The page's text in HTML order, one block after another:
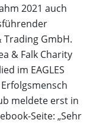
2021 auch
Trading GmbH.
& Falk Charity
im EAGLES
meldete erst in
Seite: „Sehr